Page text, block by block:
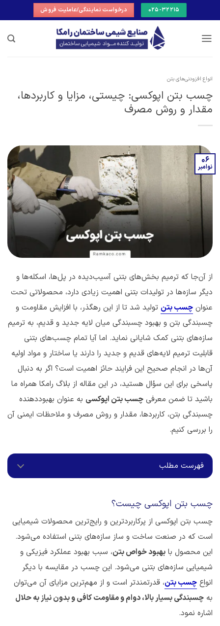
to
025-32215 درخواست نمایندگی/عاملیت فروش
انواع افزودنی‌های بتن
چسب بتن اپوکسی: چیستی، مزایا و کاربردها،
مقدار و روش مصرف
06
نوامبر
از آن‌جا که ترمیم بخش‌های بتنی آسیب‌دیده در پل‌ها، اسکله‌ها و
دیگر سازه‌ها در تولیدات بتنی اهمیت زیادی دارد، محصولاتی تحت
عنوان چسب بتن تولید شد تا از این رهگذر، با افزایش مقاومت و
چسبندگی بتن و بهبود چسبندگی میان لایه جدید و قدیم، به ترمیم
سازه‌های بتنی کمک شایانی نماید. اما آیا تمام چسب‌های بتنی
قابلیت ترمیم لایه‌های قدیم و جدید را دارند یا ساختار و مواد اولیه
آن‌ها در انجام صحیح این فرایند حائز اهمیت است؟ اگر به دنبال
پاسخی برای این سؤال هستید، در این مقاله از بلاگ رامکا همراه ما
باشید تا ضمن معرفی چسب بتن اپوکسی به عنوان بهبوددهنده
چسبندگی بتن، کاربردها‌، مقدار و روش مصرف و ملاحظات ایمنی آن
را بررسی کنیم.
فهرست مطلب
چسب بتن اپوکسی چیست؟
چسب بتن اپوکسی از پرکاربردترین و رایج‌ترین محصولات شیمیایی
است که در صنعت ساخت و ساز سازه‌های بتنی استفاده‌ می‌شود.
این محصول با بهبود خواص بتن، سبب بهبود عملکرد فیزیکی و
شیمیایی سازه‌های بتنی می‌شود. این چسب در مقایسه با دیگر
انواع چسب بتن، قدرتمند‌تر است و از مهم‌ترین مزایای آن می‌توان
به چسبندگی بسیار بالا، دوام و مقاومت کافی و بدون نیاز به حلال
اشاره نمود.